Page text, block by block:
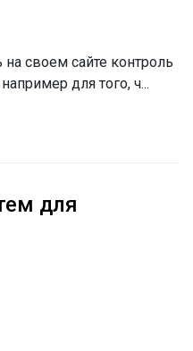
на своем сайте контроль
для того, ч...
для